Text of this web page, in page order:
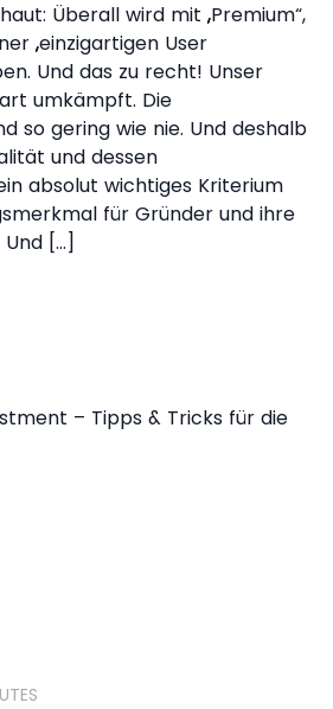
Überall wird mit „Premium“,
„einzigartigen User
Und das zu recht! Unser
umkämpft. Die
so gering wie nie. Und deshalb
und dessen
absolut wichtiges Kriterium
für Gründer und ihre
[…]